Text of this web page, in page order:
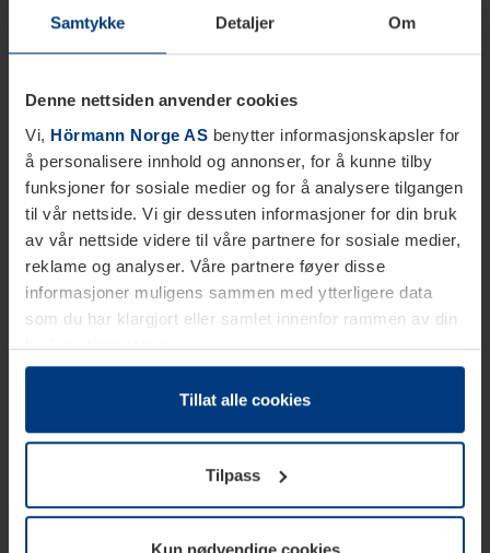
Samtykke Detaljer Om
Denne nettsiden anvender cookies
Vi, Hörmann Norge AS benytter informasjonskapsler for
å personalisere innhold og annonser, for å kunne tilby
funksjoner for sosiale medier og for å analysere tilgangen
til vår nettside. Vi gir dessuten informasjoner for din bruk
av vår nettside videre til våre partnere for sosiale medier,
reklame og analyser. Våre partnere føyer disse
informasjoner muligens sammen med ytterligere data
som du har klargjort eller samlet innenfor rammen av din
bruk av tjenestene.
Etter loven kan vi lagre informasjonskapsler på din
datamaskin, hvis disse er absolutt nødvendig for drift av
trenger vi din tillatelse. Du kan når som helst endre eller
tilbakekalle ditt samtykke i forklaringen av
informasjonskapselen på sidenPersonvernerklæringpå
Tillat alle cookies
Tilpass